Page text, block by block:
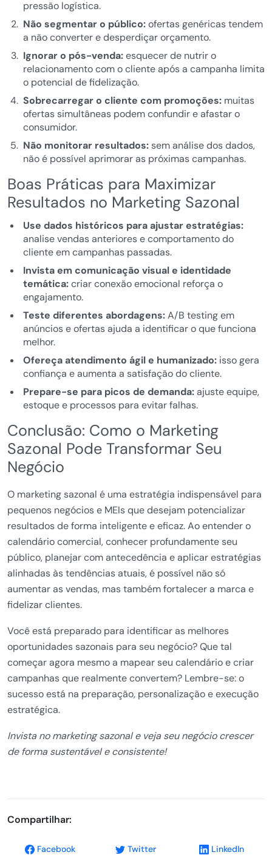
pressão logística.
Não segmentar o público:ofertas genéricas tendem
a não converter e desperdiçar orçamento.
Ignorar o pós-venda:esquecer de nutrir o
relacionamento com o cliente após a campanha limita
o potencial de fidelização.
Sobrecarregar o cliente com promoções:muitas
ofertas simultâneas podem confundir e afastar o
consumidor.
Não monitorar resultados:sem análise dos dados,
não é possível aprimorar as próximas campanhas.
Boas Práticas para Maximizar
Resultados no Marketing Sazonal
Use dados históricos para ajustar estratégias:
analise vendas anteriores e comportamento do
cliente em campanhas passadas.
Invista em comunicação visual e identidade
temática:criar conexão emocional reforça o
engajamento.
Teste diferentes abordagens:A/B testing em
anúncios e ofertas ajuda a identificar o que funciona
melhor.
Ofereça atendimento ágil e humanizado:isso gera
confiança e aumenta a satisfação do cliente.
Prepare-se para picos de demanda:ajuste equipe,
estoque e processos para evitar falhas.
Conclusão: Como o Marketing
Sazonal Pode Transformar Seu
Negócio
O marketing sazonal é uma estratégia indispensável para
pequenos negócios e MEIs que desejam potencializar
resultados de forma inteligente e eficaz. Ao entender o
calendário comercial, conhecer profundamente seu
público, planejar com antecedência e aplicar estratégias
alinhadas às tendências atuais, é possível não só
aumentar as vendas, mas também fortalecer a marca e
fidelizar clientes.
Você está preparado para identificar as melhores
oportunidades sazonais para seu negócio? Que tal
começar agora mesmo a mapear seu calendário e criar
campanhas que realmente convertem? Lembre-se: o
sucesso está na preparação, personalização e execução
estratégica.
Invista no marketing sazonal e veja seu negócio crescer
de forma sustentável e consistente!
Compartilhar:
Facebook Twitter LinkedIn